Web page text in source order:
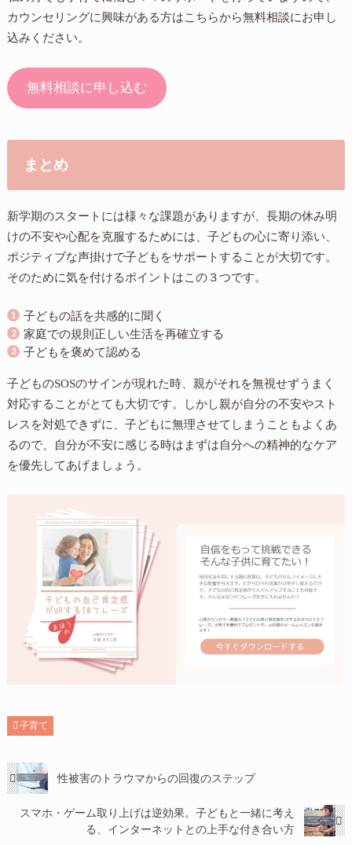
カウンセリングに興味がある方はこちらから無料相談にお申し
込みください。
無料相談に申し込む
まとめ
新学期のスタートには様々な課題がありますが、長期の休み明
けの不安や心配を克服するためには、子どもの心に寄り添い、
ポジティブな声掛けで子どもをサポートすることが大切です。
そのために気を付けるポイントはこの３つです。
子どもの話を共感的に聞く
家庭での規則正しい生活を再確立する
子どもを褒めて認める
子どものSOSのサインが現れた時、親がそれを無視せずうまく
対応することがとても大切です。しかし親が自分の不安やスト
レスを対処できずに、子どもに無理させてしまうこともよくあ
るので、自分が不安に感じる時はまずは自分への精神的なケア
を優先してあげましょう。
子育て
性被害のトラウマからの回復のステップ
スマホ・ゲーム取り上げは逆効果。子どもと一緒に考え
る、インターネットとの上手な付き合い方